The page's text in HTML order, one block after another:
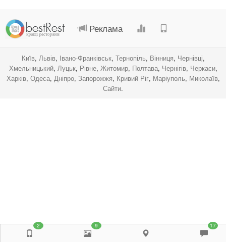
Реклама
Київ, Львів, Івано-Франківськ, Тернопіль, Вінниця, Чернівці,
Хмельницький, Луцьк, Рівне, Житомир, Полтава, Чернігів, Черкаси,
Харків, Одеса, Дніпро, Запорожжя, Кривий Ріг, Маріуполь, Миколаїв,
Сайти.
2 9 17